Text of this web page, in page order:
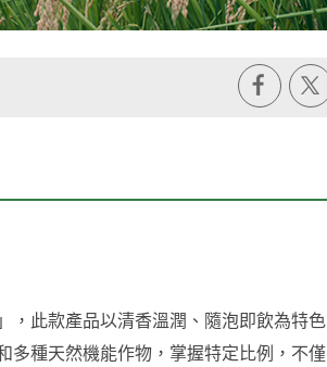
此款產品以清香溫潤、隨泡即飲為特
多種天然機能作物，掌握特定比例，不